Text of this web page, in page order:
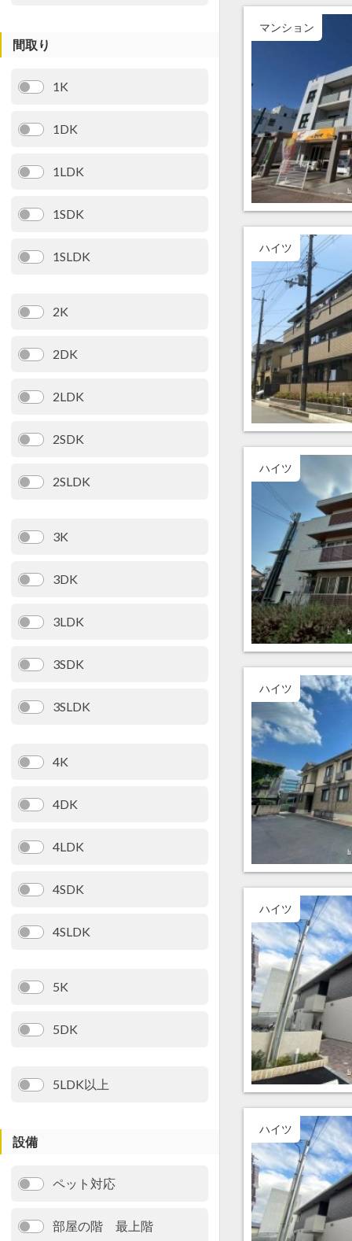
間取り
1K
1DK
1LDK
1SDK
1SLDK
2K
2DK
2LDK
2SDK
2SLDK
3K
3DK
3LDK
3SDK
3SLDK
4K
4DK
4LDK
4SDK
4SLDK
5K
5DK
5LDK以上
設備
ペット対応
部屋の階 最上階
マンション
ハイツ
ハイツ
ハイツ
ハイツ
ハイツ